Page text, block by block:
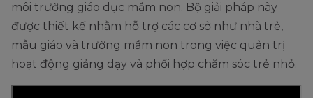
môi trường giáo dục mầm non. Bộ giải pháp này
được thiết kế nhằm hỗ trợ các cơ sở như nhà trẻ,
mẫu giáo và trường mầm non trong việc quản trị
hoạt động giảng dạy và phối hợp chăm sóc trẻ nhỏ.